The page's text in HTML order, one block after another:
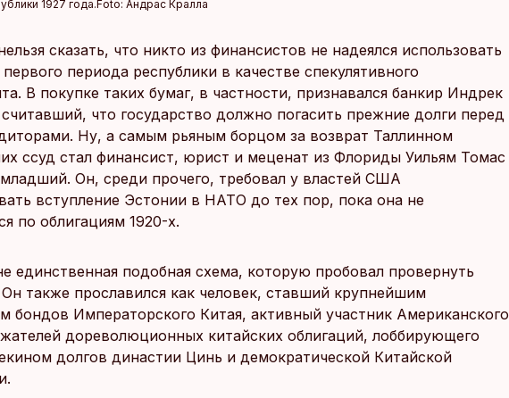
1927 года.Foto: Андрас Кралла
сказать, что никто из финансистов не надеялся использовать
периода республики в качестве спекулятивного
В покупке таких бумаг, в частности, признавался банкир Индрек
что государство должно погасить прежние долги перед
Ну, а самым рьяным борцом за возврат Таллинном
ссуд стал финансист, юрист и меценат из Флориды Уильям Томас
Он, среди прочего, требовал у властей США
вступление Эстонии в НАТО до тех пор, пока она не
по облигациям 1920-х.
единственная подобная схема, которую пробовал провернуть
также прославился как человек, ставший крупнейшим
бондов Императорского Китая, активный участник Американского
дореволюционных китайских облигаций, лоббирующего
долгов династии Цинь и демократической Китайской